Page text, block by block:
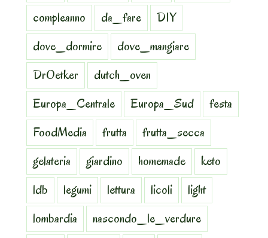
compleanno
da_fare
DIY
dove_dormire
dove_mangiare
DrOetker
dutch_oven
Europa_Centrale
Europa_Sud
festa
FoodMedia
frutta
frutta_secca
gelateria
giardino homemade
keto
ldb
legumi lettura licoli
light
lombardia
nascondo_le_verdure